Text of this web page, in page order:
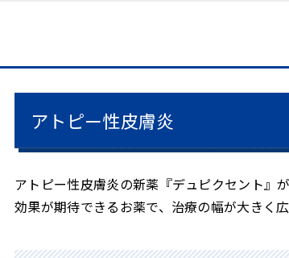
アトピー性皮膚炎
アトピー性皮膚炎の新薬『デュピクセント』
効果が期待できるお薬で、治療の幅が大きく広